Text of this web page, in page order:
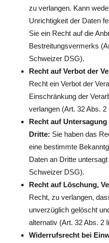
zu verlangen. Kann
Unrichtigkeit der Daten
Sie ein Recht auf die
Bestreitungsvermerks
Schweizer DSG).
Recht auf Verbot der
Recht ein Verbot der
Einschränkung der
verlangen (Art. 32 Abs.
Recht auf
Dritte: Sie haben das
eine bestimmte
Daten an Dritte
Schweizer DSG).
Recht auf Löschung,
Recht, zu verlangen,
unverzüglich gelöscht
alternativ (Art. 32 Abs. 2
Widerrufsrecht bei